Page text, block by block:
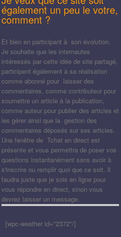
également un peu le votre,
comment ?
Et bien en participant à son évolution.
Je souhaite que les internautes
intéressés par cette idée de site partagé,
participent également à sa réalisation
comme abonné pour laisser des
commentaires, comme contributeur pour
soumettre un article à la publication,
comme auteur pour publier des articles et
les gérer ainsi que la gestion des
commentaires déposés sur ses articles.
Une fenêtre de Tchat en direct est
présente et vous permettra de poser vos
questions instantanément sans avoir à
s'inscrire ou remplir quoi que ce soit. Il
faudra juste que je sois en ligne pour
vous répondre en direct, sinon vous
devrez laisser un message.
[wpc-weather id="2372"/]